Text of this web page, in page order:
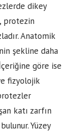
dikey
protezin
Anatomik
şekline daha
göre ise
fizyolojik
katı zarfın
Yüzey